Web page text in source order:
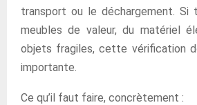
transport ou le déchargement. Si
meubles de valeur, du matériel
objets fragiles, cette vérification
importante.
Ce qu’il faut faire, concrètement :